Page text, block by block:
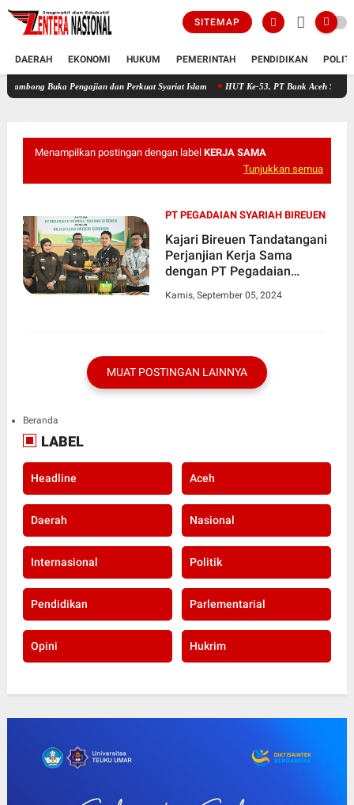
SITEMAP
DAERAH EKONOMI HUKUM PEMERINTAH PENDIDIKAN
Pengajian dan Perkuat Syariat Islam HUT Ke-53, PT Bank Aceh Syariah KC
Menampilkan postingan dengan label KERJA SAMA
Tunjukkan semua
PT PEGADAIAN SYARIAH BIREUEN
Kajari Bireuen Tandatangani
Perjanjian Kerja Sama
dengan PT Pegadaian
Kamis, September 05, 2024
MUAT POSTINGAN LAINNYA
Beranda
LABEL
Headline Aceh
Daerah Nasional
Internasional Politik
Pendidikan Parlementarial
Opini Hukrim